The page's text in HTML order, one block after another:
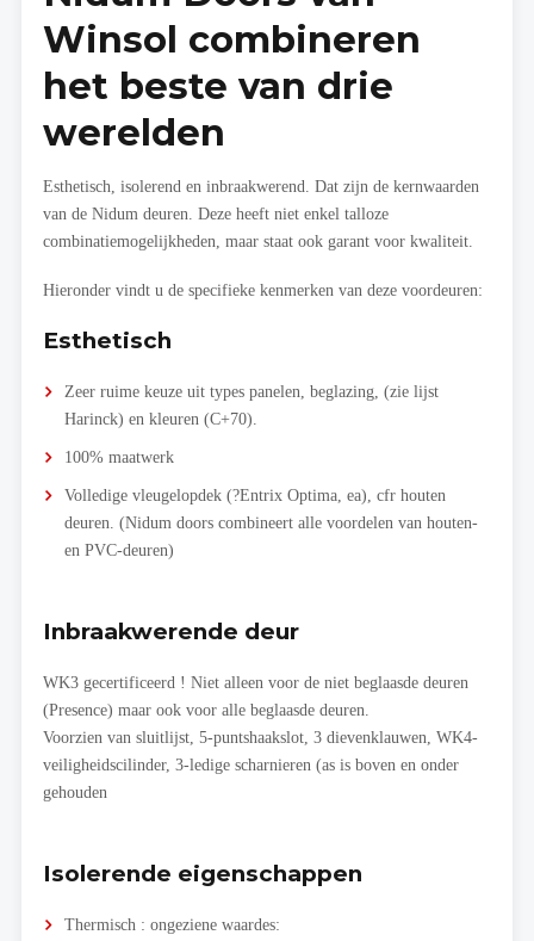
Winsol combineren
het beste van drie
werelden
Esthetisch, isolerend en inbraakwerend. Dat zijn de kernwaarden
van de Nidum deuren. Deze heeft niet enkel talloze
combinatiemogelijkheden, maar staat ook garant voor kwaliteit.
Hieronder vindt u de specifieke kenmerken van deze voordeuren:
Esthetisch
Zeer ruime keuze uit types panelen, beglazing, (zie lijst
Harinck) en kleuren (C+70).
100% maatwerk
Volledige vleugelopdek (?Entrix Optima, ea), cfr houten
deuren. (Nidum doors combineert alle voordelen van houten-
en PVC-deuren)
Inbraakwerende deur
WK3 gecertificeerd ! Niet alleen voor de niet beglaasde deuren
(Presence) maar ook voor alle beglaasde deuren.
Voorzien van sluitlijst, 5-puntshaakslot, 3 dievenklauwen, WK4-
veiligheidscilinder, 3-ledige scharnieren (as is boven en onder
gehouden
Isolerende eigenschappen
Thermisch : ongeziene waardes: